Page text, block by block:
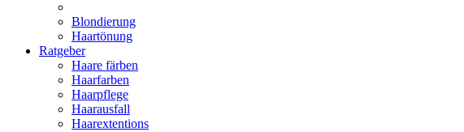
Blondierung
Haartönung
Ratgeber
Haare färben
Haarfarben
Haarpflege
Haarausfall
Haarextentions